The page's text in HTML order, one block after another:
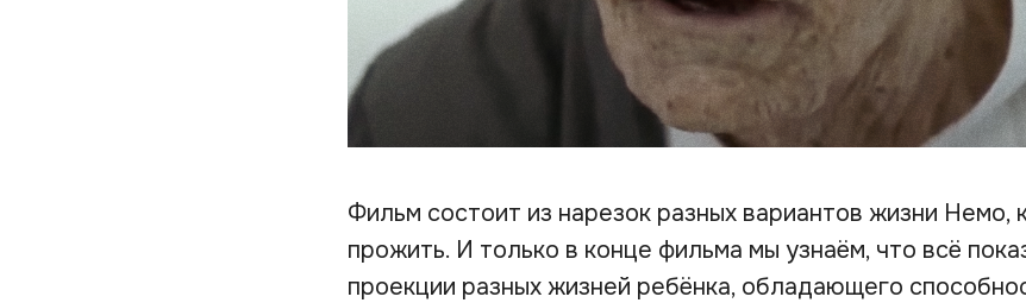
Фильм состоит из нарезок разных вариантов жизни Немо,
прожить. И только в конце фильма мы узнаём, что всё
проекции разных жизней ребёнка, обладающего